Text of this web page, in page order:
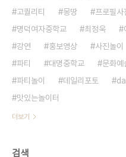
고퀄리티
몽땅 프로필사
명덕여자중학교
최정욱
강연
홍보영상 사진놀이
파티
대명중학교 문화예
파티놀이
데일리포토
맛있는놀이터
더보기
검색